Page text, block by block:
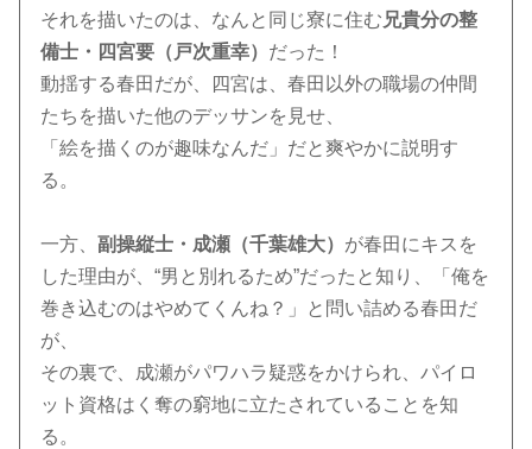
それを描いたのは、なんと同じ寮に住む兄貴分の整
備士・四宮要（戸次重幸） だった！
動揺する春田だが、四宮は、春田以外の職場の仲間
たちを描いた他のデッサンを見せ、
「絵を描くのが趣味なんだ」だと爽やかに説明す
る。
一方、 副操縦士・成瀬（千葉雄大） が春田にキスを
した理由が、“男と別れるため”だったと知り、「俺を
巻き込むのはやめてくんね？」と問い詰める春田だ
が、
その裏で、成瀬がパワハラ疑惑をかけられ、パイロ
ット資格はく奪の窮地に立たされていることを知
る。